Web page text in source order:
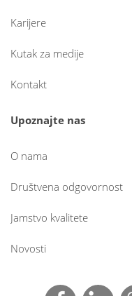
Karijere
Kutak za medije
Kontakt
Upoznajte nas
O nama
Društvena odgovornost
Jamstvo kvalitete
Novosti